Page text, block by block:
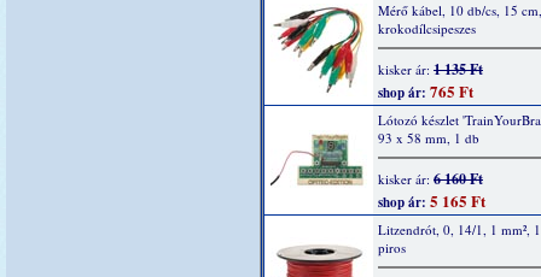
Mérő kábel, 10 db/cs, 15 cm,
krokodílcsipeszes
kisker ár: 1 135 Ft
shop ár: 765 Ft
Lótozó készlet
93 x 58 mm, 1 db
kisker ár: 6 160 Ft
shop ár: 5 165 Ft
Litzendrót, 0, 14/1, 1 mm²,
piros